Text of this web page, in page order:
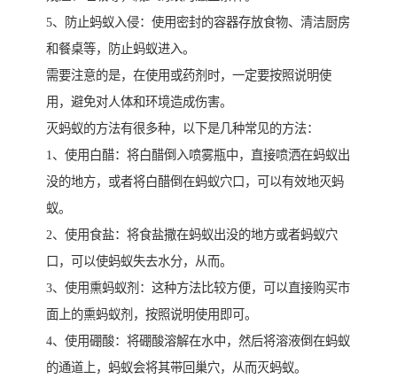
5、防止蚂蚁入侵：使用密封的容器存放食物、清洁厨房
和餐桌等，防止蚂蚁进入。
需要注意的是，在使用或药剂时，一定要按照说明使
用，避免对人体和环境造成伤害。
灭蚂蚁的方法有很多种，以下是几种常见的方法：
1、使用白醋：将白醋倒入喷雾瓶中，直接喷洒在蚂蚁出
没的地方，或者将白醋倒在蚂蚁穴口，可以有效地灭蚂
蚁。
2、使用食盐：将食盐撒在蚂蚁出没的地方或者蚂蚁穴
口，可以使蚂蚁失去水分，从而。
3、使用熏蚂蚁剂：这种方法比较方便，可以直接购买市
面上的熏蚂蚁剂，按照说明使用即可。
4、使用硼酸：将硼酸溶解在水中，然后将溶液倒在蚂蚁
的通道上，蚂蚁会将其带回巢穴，从而灭蚂蚁。